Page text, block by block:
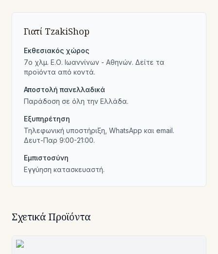
Γιατί TzakiShop
Εκθεσιακός χώρος
7ο χλμ. Ε.Ο. Ιωαννίνων - Αθηνών. Δείτε τα
προϊόντα από κοντά.
Αποστολή πανελλαδικά
Παράδοση σε όλη την Ελλάδα.
Εξυπηρέτηση
Τηλεφωνική υποστήριξη, WhatsApp και email.
Δευτ-Παρ 9:00-21:00.
Εμπιστοσύνη
Εγγύηση κατασκευαστή.
Σχετικά Προϊόντα